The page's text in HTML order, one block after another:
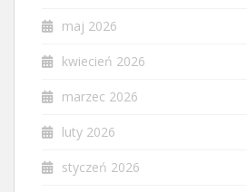
maj 2026
kwiecień 2026
marzec 2026
luty 2026
styczeń 2026